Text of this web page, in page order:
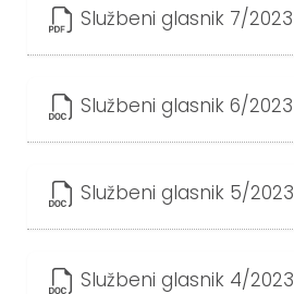
Službeni glasnik 7/2023
Službeni glasnik 6/2023
Službeni glasnik 5/2023
Službeni glasnik 4/2023